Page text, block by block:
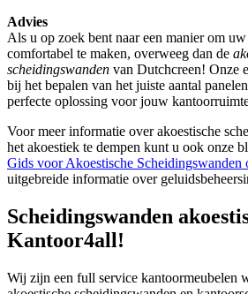
Advies
Als u op zoek bent naar een manier om
comfortabel te maken, overweeg dan de
scheidingswanden van Dutchcreen! Onze
bij het bepalen van het juiste aantal
perfecte oplossing voor jouw
Voor meer informatie over akoestische
het akoestiek te dempen kunt u ook onze
Gids voor Akoestische Scheidingswanden
uitgebreide informatie over
Scheidingswanden
Kantoor4all!
Wij zijn een full service kantoormeubelen